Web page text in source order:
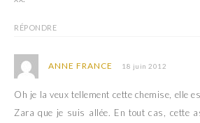
RÉPONDRE
ANNE FRANCE 18 juin 2012
Oh je la veux tellement cette chemise, elle
Zara que je suis allée. En tout cas, cette